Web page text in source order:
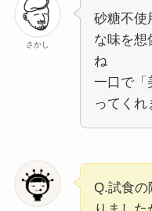
さかし
砂糖不使
な味を想
ね
一口で「
ってくれ
Q.試食の